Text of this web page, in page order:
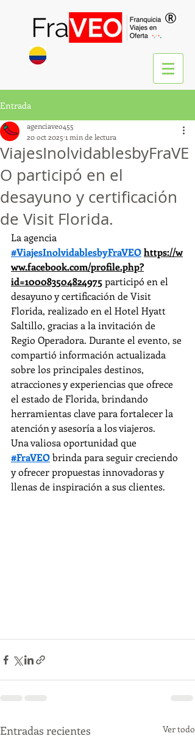
®
Entrada
ViajesInolvidablesbyFraVE
O participó en el
desayuno y certificación
de Visit Florida.
agenciaveo455
20 oct 2025 1 min de lectura
La agencia
#ViajesInolvidablesbyFraVEOhttps://w
ww.facebook.com/profile.php?
id=100083504824975 participó en el
desayuno y certificación de Visit
Florida, realizado en el Hotel Hyatt
Saltillo, gracias a la invitación de
Regio Operadora. Durante el evento, se
compartió información actualizada
sobre los principales destinos,
atracciones y experiencias que ofrece
el estado de Florida, brindando
herramientas clave para fortalecer la
atención y asesoría a los viajeros.
Una valiosa oportunidad que
#FraVEO brinda para seguir creciendo
y ofrecer propuestas innovadoras y
llenas de inspiración a sus clientes.
Entradas recientes Ver todo